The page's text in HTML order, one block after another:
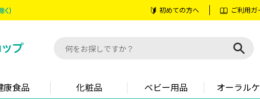
初めての方へ ご利用ガ
康食品 化粧品 ベビー用品 オーラル